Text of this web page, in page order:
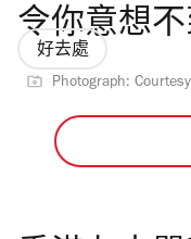
令你意想
好去處
Photograph: